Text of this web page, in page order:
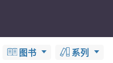
图书 系列